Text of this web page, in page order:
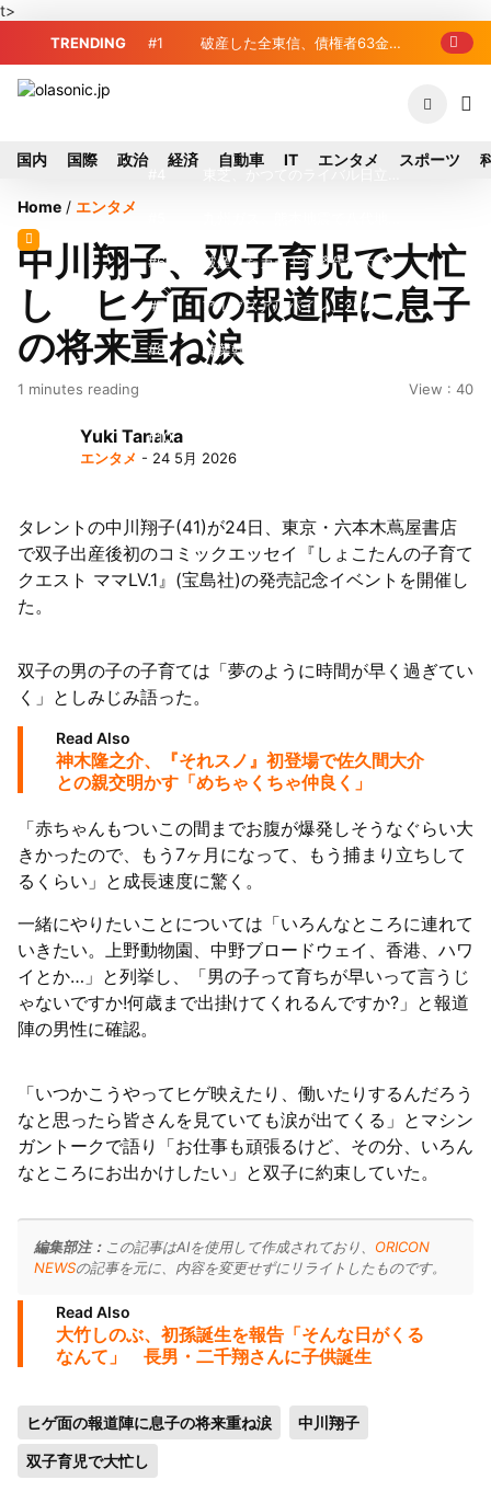
t>
TRENDING #1 破産した全東信、債権者63金融
界良好
のガス供給停止 「2次災害防止」を理
由に
#6 破産したカード決済代行大手
「全東信」債権者リスト公開、金融機関
63者の負債総額は1151億円
#7 アルプスアルパイン、2026年8
月1日付人事異動を発表
#8 榛葉幹事長、辺野古沖事故で
訪問中
出される ギリシャ発航空機が緊急着陸
#10
懸念
国内 国際 政治 経済 自動車 IT エンタメ スポーツ
Home / エンタメ
中川翔子、双子育児で大忙
し ヒゲ面の報道陣に息子
の将来重ね涙
1 minutes reading View : 40
Yuki Tanaka
エンタメ - 24 5月 2026
タレントの中川翔子(41)が24日、東京・六本木蔦屋書店
で双子出産後初のコミックエッセイ『しょこたんの子育て
クエスト ママLV.1』(宝島社)の発売記念イベントを開催し
た。
双子の男の子の子育ては「夢のように時間が早く過ぎてい
く」としみじみ語った。
Read Also
神木隆之介、『それスノ』初登場で佐久間大介
との親交明かす「めちゃくちゃ仲良く」
「赤ちゃんもついこの間までお腹が爆発しそうなぐらい大
きかったので、もう7ヶ月になって、もう捕まり立ちして
るくらい」と成長速度に驚く。
一緒にやりたいことについては「いろんなところに連れて
いきたい。上野動物園、中野ブロードウェイ、香港、ハワ
イとか…」と列挙し、「男の子って育ちが早いって言うじ
ゃないですか!何歳まで出掛けてくれるんですか?」と報道
陣の男性に確認。
「いつかこうやってヒゲ映えたり、働いたりするんだろう
なと思ったら皆さんを見ていても涙が出てくる」とマシン
ガントークで語り「お仕事も頑張るけど、その分、いろん
なところにお出かけしたい」と双子に約束していた。
編集部注： この記事はAIを使用して作成されており、 ORICON
NEWSの記事を元に、内容を変更せずにリライトしたものです。
Read Also
大竹しのぶ、初孫誕生を報告「そんな日がくる
なんて」 長男・二千翔さんに子供誕生
ヒゲ面の報道陣に息子の将来重ね涙 中川翔子
双子育児で大忙し